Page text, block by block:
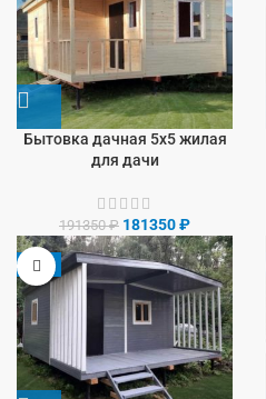
Бытовка дачная 5х5 жилая
для дачи
191350₽ 181350₽
-8%